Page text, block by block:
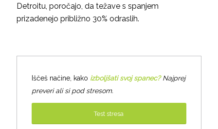
Detroitu, poročajo, da težave s spanjem
prizadenejo približno 30% odraslih.
Iščeš načine, kako izboljšati svoj spanec?Najprej
preveri ali si pod stresom.
Test stresa